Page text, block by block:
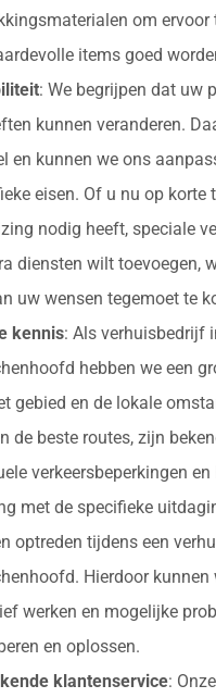
om ervoor
items goed
: We begrijpen dat uw
kunnen veranderen.
en kunnen we ons
eisen. Of u nu op korte
nodig heeft, speciale
diensten wilt toevoegen,
uw wensen tegemoet te
kennis: Als verhuisbedrijf
hebben we een
gebied en de lokale
de beste routes, zijn
verkeersbeperkingen en
met de specifieke
optreden tijdens een
Hierdoor kunnen
werken en mogelijke
en oplossen.
klantenservice: